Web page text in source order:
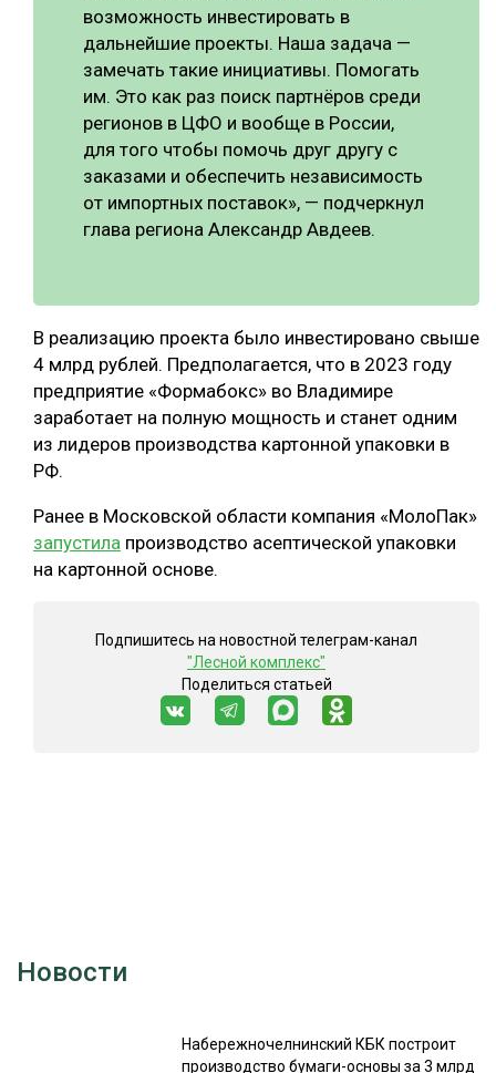
возможность инвестировать в
дальнейшие проекты. Наша задача —
замечать такие инициативы. Помогать
им. Это как раз поиск партнёров среди
регионов в ЦФО и вообще в России,
для того чтобы помочь друг другу с
заказами и обеспечить независимость
от импортных поставок», — подчеркнул
глава региона Александр Авдеев.
В реализацию проекта было инвестировано свыше
4 млрд рублей. Предполагается, что в 2023 году
предприятие «Формабокс» во Владимире
заработает на полную мощность и станет одним
из лидеров производства картонной упаковки в
РФ.
Ранее в Московской области компания «МолоПак»
запустила производство асептической упаковки
на картонной основе.
Подпишитесь на новостной телеграм-канал
"Лесной комплекс"
Поделиться статьей
Новости
Набережночелнинский КБК построит
производство бумаги-основы за 3 млрд